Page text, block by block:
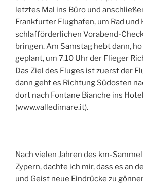
letztes Mal ins Büro und
Frankfurter Flughafen, um Rad und
schlafförderlichen Vorabend-
bringen. Am Samstag hebt dann,
geplant, um 7.10 Uhr der Flieger
Das Ziel des Fluges ist zuerst der
dann geht es Richtung Südosten
dort nach Fontane Bianche ins
(www.valledimare.it).
Nach vielen Jahren des km-
Zypern, dachte ich mir, dass es an
und Geist neue Eindrücke zu